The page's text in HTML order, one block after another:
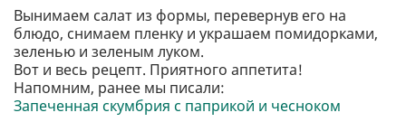
Вынимаем салат из формы, перевернув его на
блюдо, снимаем пленку и украшаем помидорками,
зеленью и зеленым луком.
Вот и весь рецепт. Приятного аппетита!
Напомним, ранее мы писали:
Запеченная скумбрия с паприкой и чесноком